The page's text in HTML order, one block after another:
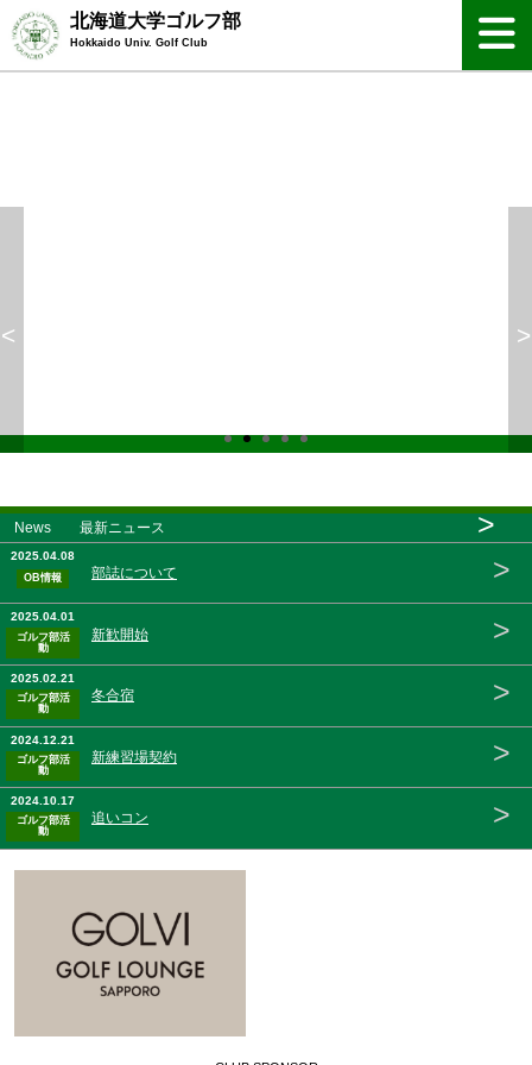
北海道大学ゴルフ部
Hokkaido Univ. Golf Club
< >
News 最新ニュース >
2025.04.08
OB情報 部誌について >
2025.04.01
ゴルフ部活
動
新歓開始 >
2025.02.21
ゴルフ部活
動
冬合宿 >
2024.12.21
ゴルフ部活
動
新練習場契約 >
2024.10.17
ゴルフ部活
動
追いコン >